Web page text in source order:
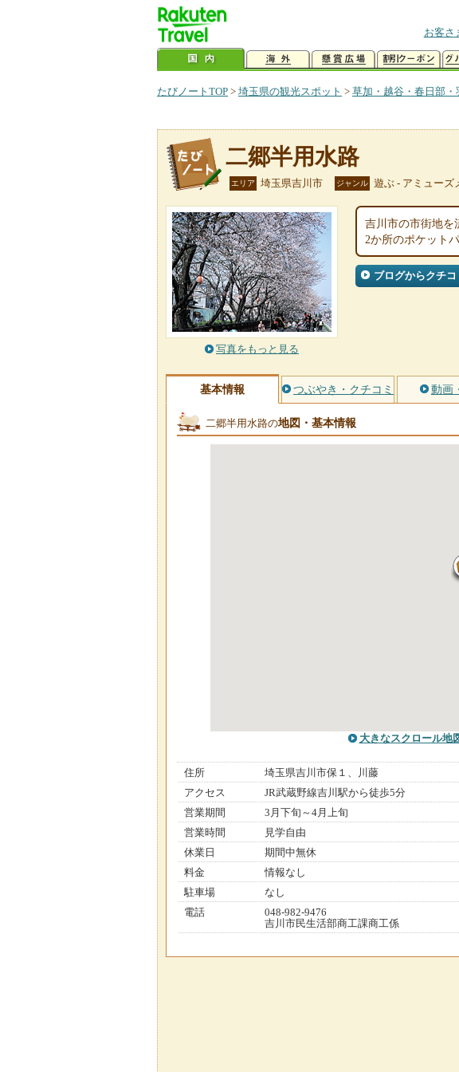
お客さ
たびノートTOP > 埼玉県の観光スポット > 草加・越谷・春日部・
二郷半用水路
エリア 埼玉県吉川市 ジャンル 遊ぶ - アミューズ
写真をもっと見る
吉川市の市街地を
2か所のポケット
ブログからクチコ
基本情報 つぶやき・クチコミ 動画
二郷半用水路の地図・基本情報
大きなスクロール地
住所
埼玉県吉川市保１、川藤
アクセス
JR武蔵野線吉川駅から徒歩5分
営業期間
3月下旬～4月上旬
営業時間
見学自由
休業日
期間中無休
料金
情報なし
駐車場
なし
電話
048-982-9476
吉川市民生活部商工課商工係